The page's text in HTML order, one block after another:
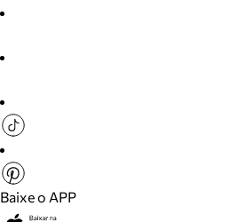
Baixe o APP